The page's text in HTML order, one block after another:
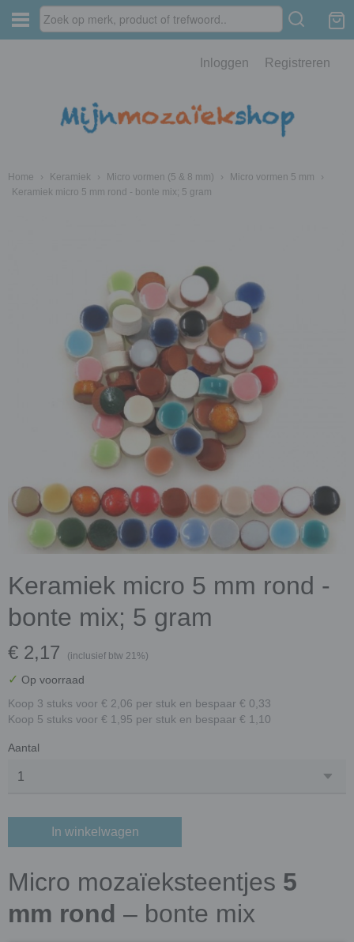
Inloggen Registreren
Home › Keramiek › Micro vormen (5 & 8 mm) › Micro vormen 5 mm
›
Keramiek micro 5 mm rond - bonte mix; 5 gram
Keramiek micro 5 mm rond -
bonte mix; 5 gram
€ 2,17 (inclusief btw 21%)
✓ Op voorraad
Koop 3 stuks voor € 2,06 per stuk en bespaar € 0,33
Koop 5 stuks voor € 1,95 per stuk en bespaar € 1,10
Aantal
In winkelwagen
Micro mozaïeksteentjes 5
mm rond – bonte mix